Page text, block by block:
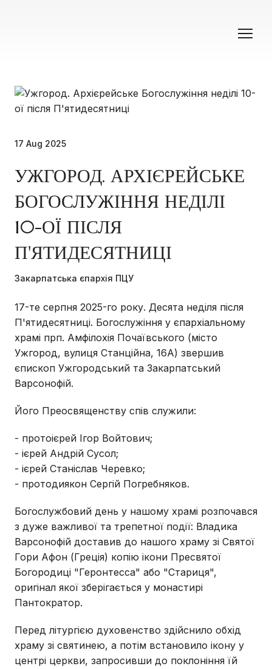
17 Aug 2025
УЖГОРОД. АРХІЄРЕЙСЬКЕ
БОГОСЛУЖІННЯ НЕДІЛІ
10-ОЇ ПІСЛЯ
П'ЯТИДЕСЯТНИЦІ
Закарпатська єпархія ПЦУ
17-те серпня 2025-го року. Десята неділя після
П'ятидесятниці. Богослужіння у єпархіальному
храмі прп. Амфілохія Почаївського (місто
Ужгород, вулиця Станційна, 16А) звершив
єпископ Ужгородський та Закарпатський
Варсонофій.
Його Преосвященству спів служили:
- протоієрей Ігор Войтович;
- ієрей Андрій Сусол;
- ієрей Станіслав Черевко;
- протодиякон Сергій Погребняков.
Богослужбовий день у нашому храмі розпочався
з дуже важливої та трепетної події: Владика
Варсонофій доставив до нашого храму зі Святої
Гори Афон (Греція) копію ікони Пресвятої
Богородиці "Геронтесса" або "Стариця",
оригінал якої зберігається у монастирі
Пантократор.
Перед літургією духовенство здійснило обхід
храму зі святинею, а потім встановило ікону у
центрі церкви, запросивши до поклоніння їй